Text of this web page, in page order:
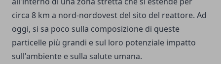
circa 8 km a nord-nordovest del sito del reattore. Ad
oggi, si sa poco sulla composizione di queste
particelle più grandi e sul loro potenziale impatto
sull'ambiente e sulla salute umana.